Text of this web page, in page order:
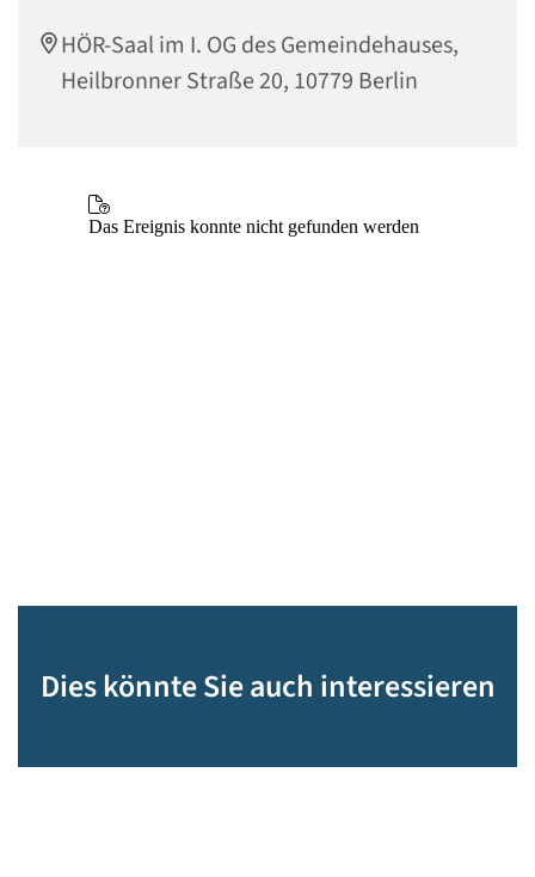
HÖR-Saal im I. OG des Gemeindehauses,
Heilbronner Straße 20, 10779 Berlin
Dies könnte Sie auch interessieren